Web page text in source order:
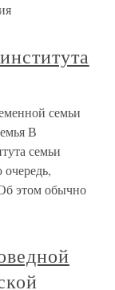
семьи
В
семьи
этом обычно